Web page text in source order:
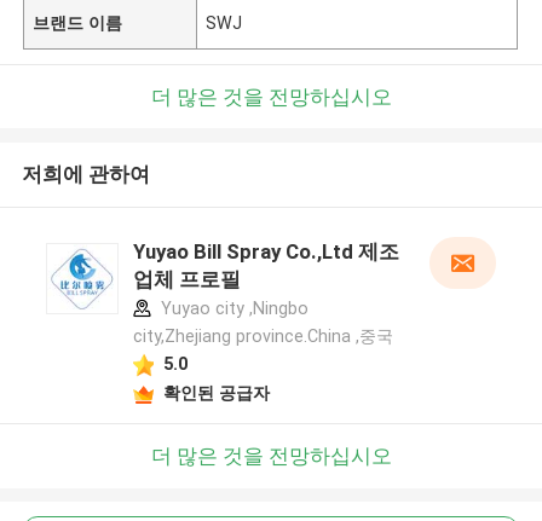
브랜드 이름 SWJ
더 많은 것을 전망하십시오
저희에 관하여
Yuyao Bill Spray Co.,Ltd 제조
업체 프로필
Yuyao city ,Ningbo
city,Zhejiang province.China ,중국
5.0
확인된 공급자
더 많은 것을 전망하십시오